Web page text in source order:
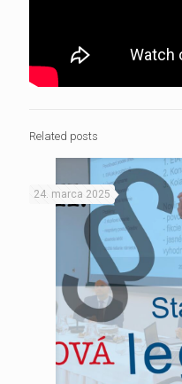
Related posts
24. marca 2025